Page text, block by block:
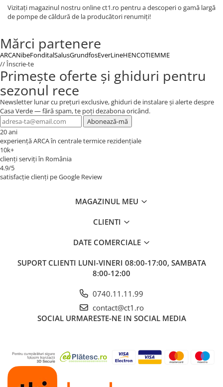
Vizitați magazinul nostru online ct1.ro pentru a descoperi o gamă largă
de pompe de căldură de la producători renumiți!
Mărci partenere
ARCANibeFonditalSalusGrundfosEverLineHENCOTIEMME
// Înscrie-te
Primește oferte și ghiduri pentru
sezonul rece
Newsletter lunar cu prețuri exclusive, ghiduri de instalare și alerte despre
Casa Verde — fără spam, te poți dezabona oricând.
Abonează-mă
20 ani
experiență ARCA în centrale termice rezidențiale
10k+
clienți serviți în România
4.9/5
satisfacție clienți pe Google Review
MAGAZINUL MEU
CLIENTI
DATE COMERCIALE
SUPORT CLIENTI LUNI-VINERI 08:00-17:00, SAMBATA
8:00-12:00
0740.11.11.99
contact@ct1.ro
SOCIAL URMARESTE-NE IN SOCIAL MEDIA